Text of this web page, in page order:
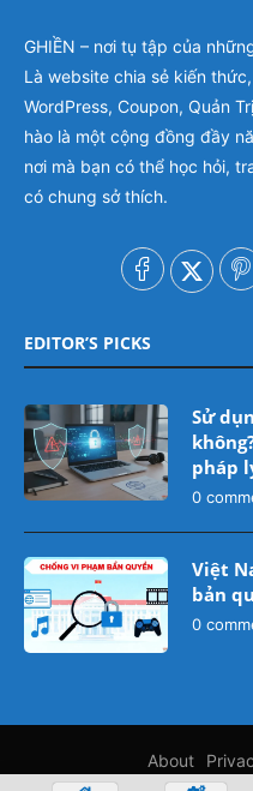
GHIỀN – nơi tụ tập của
Là website chia sẻ kiến
WordPress, Coupon, Quản
hào là một cộng đồng đầy
nơi mà bạn có thể học hỏi,
có chung sở thích.
EDITOR’S PICKS
Sử
pháp
0
Việt
bản
0
About